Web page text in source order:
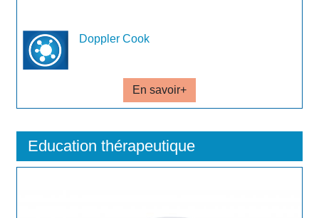
Doppler Cook
En savoir+
Education thérapeutique